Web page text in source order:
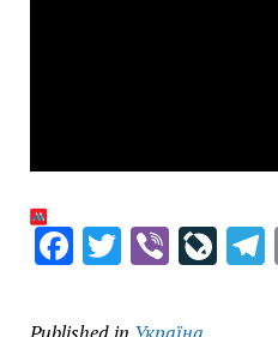
Facebook
Twitter
Viber